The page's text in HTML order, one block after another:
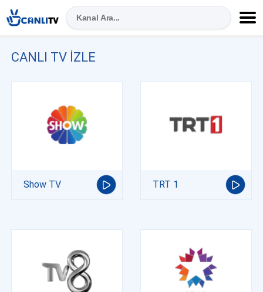
CANLI TV IZLE
Show TV TRT 1